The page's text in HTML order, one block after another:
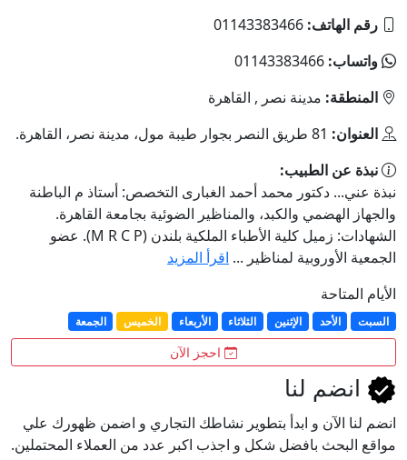
رقم الهاتف: 01143383466
واتساب: 01143383466
المنطقة: مدينة نصر , القاهرة
العنوان: 81 طريق النصر بجوار طيبة مول، مدينة نصر، القاهرة.
نبذة عن الطبيب:
نبذة عني... دكتور محمد أحمد الغبارى التخصص: أستاذ م الباطنة
والجهاز الهضمي والكبد، والمناظير الضوئية بجامعة القاهرة.
الشهادات: زميل كلية الأطباء الملكية بلندن (M R C P). عضو
الجمعية الأوروبية لمناظير ... اقرأ المزيد
الأيام المتاحة
السبت الأحد الإثنين الثلاثاء الأربعاء الخميس الجمعة
احجز الآن
انضم لنا
انضم لنا اﻵن و ابدأ بتطوير نشاطك التجاري و اضمن ظهورك علي
مواقع البحث بافضل شكل و اجذب اكبر عدد من العملاء المحتملين.